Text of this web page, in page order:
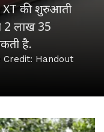
XT की शुरुआती
2 लाख 35
है.
Credit: Handout